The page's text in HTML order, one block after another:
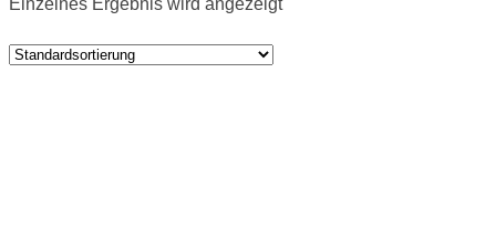
Einzelnes Ergebnis wird angezeigt